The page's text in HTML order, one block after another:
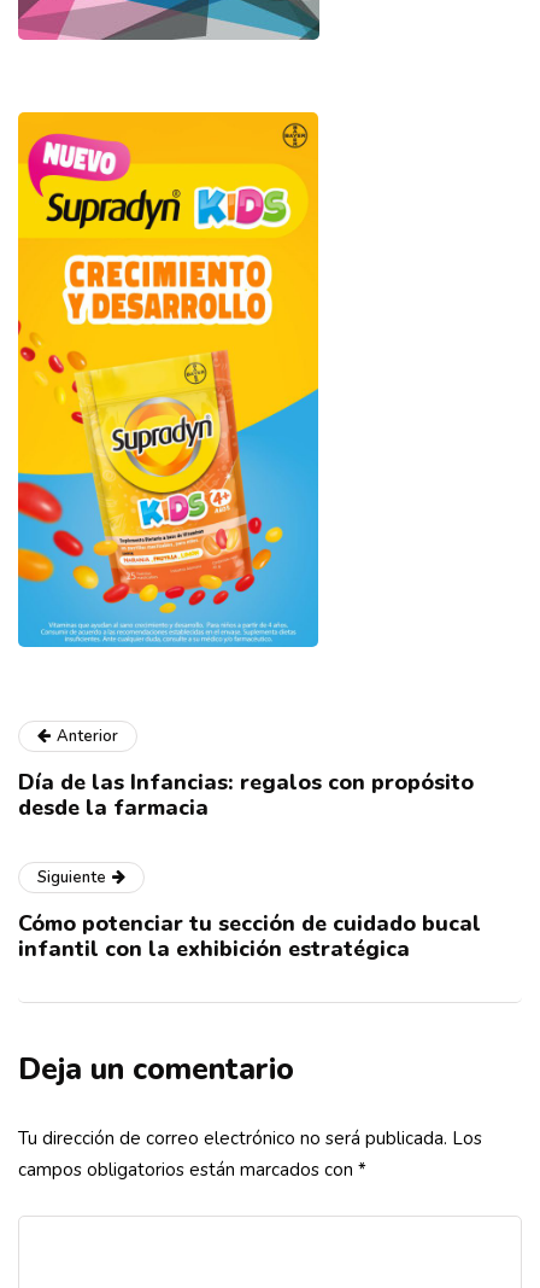
Anterior
Día de las Infancias: regalos con propósito
desde la farmacia
Siguiente
Cómo potenciar tu sección de cuidado bucal
infantil con la exhibición estratégica
Deja un comentario
Tu dirección de correo electrónico no será publicada. Los
campos obligatorios están marcados con *